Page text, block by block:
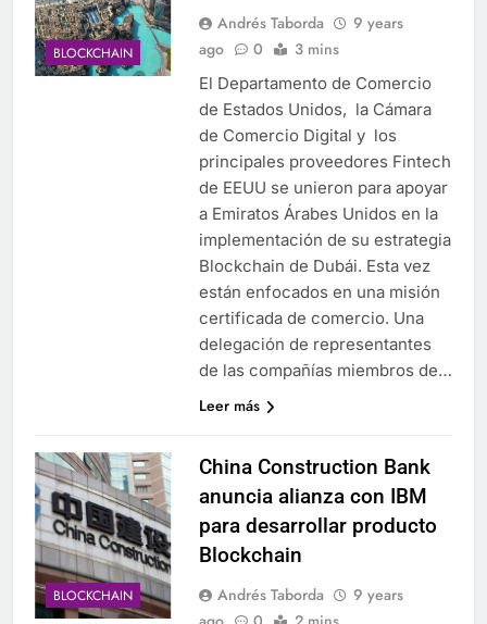
BLOCKCHAIN
Andrés Taborda
9 years
ago
0 3 mins
El Departamento de Comercio
de Estados Unidos, la Cámara
de Comercio Digital y los
principales proveedores Fintech
de EEUU se unieron para apoyar
a Emiratos Árabes Unidos en la
implementación de su estrategia
Blockchain de Dubái. Esta vez
están enfocados en una misión
certificada de comercio. Una
delegación de representantes
de las compañías miembros de…
Leer más
BLOCKCHAIN
China Construction Bank
anuncia alianza con IBM
para desarrollar producto
Blockchain
Andrés Taborda
9 years